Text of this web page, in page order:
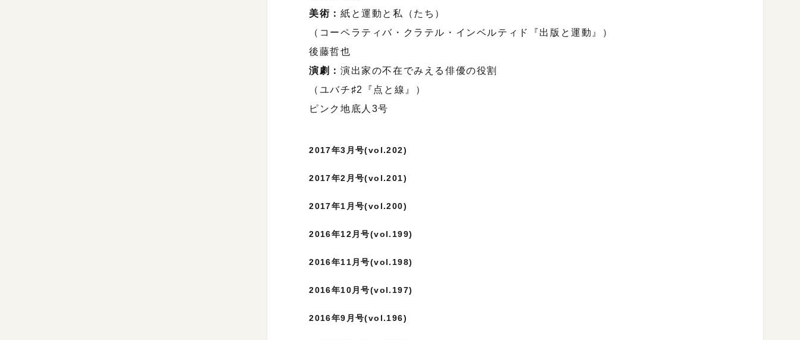
美術： 紙と運動と私（たち）
（コーペラティバ・クラテル・インベルティド『出版と運動』）
後藤哲也
演劇： 演出家の不在でみえる俳優の役割
（ユバチ♯2『点と線』）
ピンク地底人3号
2017年3月号(vol.202)
2017年2月号(vol.201)
2017年1月号(vol.200)
2016年12月号(vol.199)
2016年11月号(vol.198)
2016年10月号(vol.197)
2016年9月号(vol.196)